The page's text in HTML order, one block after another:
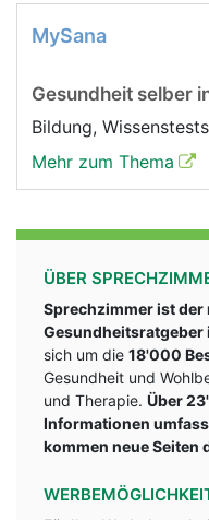
MySana
Gesundheit selber
Bildung,
Mehr zum Thema
ÜBER
Sprechzimmer ist
Gesundheitsratgeber
sich um die 18'000
Gesundheit und
und Therapie. Über
Informationen
kommen neue Seiten